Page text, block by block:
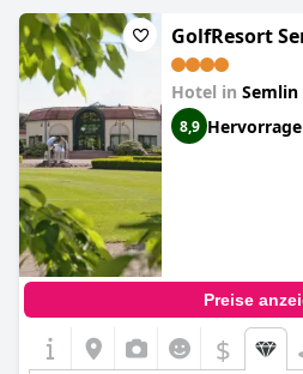
GolfResort
Hotel in Semlin
8,9
Preise
$